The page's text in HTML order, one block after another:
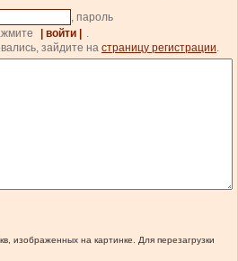
, пароль
| войти |
.
зайдите на страницу регистрации.
изображенных на картинке. Для перезагрузки